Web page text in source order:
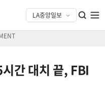
간 대치 끝, FBI